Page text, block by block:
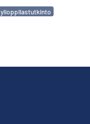
ylioppilastutkinto